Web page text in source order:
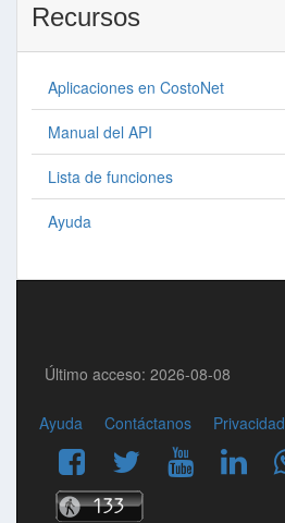
Recursos
Aplicaciones en CostoNet
Manual del API
Lista de funciones
Ayuda
Último acceso: 2026-08-08
Ayuda Contáctanos Privacidad